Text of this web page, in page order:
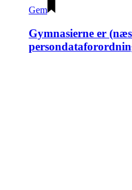
Gem
Gymnasierne er